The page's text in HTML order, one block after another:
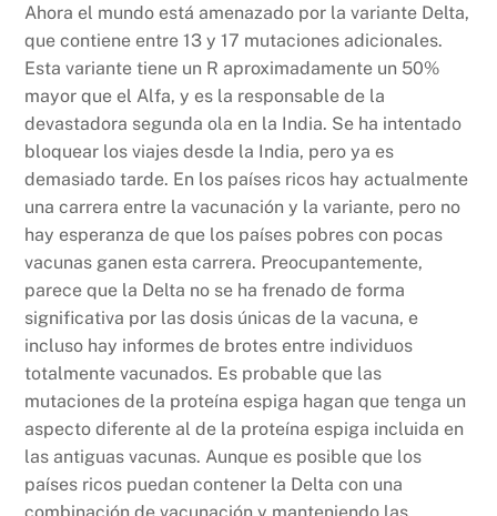
Ahora el mundo está amenazado por la variante Delta,
que contiene entre 13 y 17 mutaciones adicionales.
Esta variante tiene un R aproximadamente un 50%
mayor que el Alfa, y es la responsable de la
devastadora segunda ola en la India. Se ha intentado
bloquear los viajes desde la India, pero ya es
demasiado tarde. En los países ricos hay actualmente
una carrera entre la vacunación y la variante, pero no
hay esperanza de que los países pobres con pocas
vacunas ganen esta carrera. Preocupantemente,
parece que la Delta no se ha frenado de forma
significativa por las dosis únicas de la vacuna, e
incluso hay informes de brotes entre individuos
totalmente vacunados. Es probable que las
mutaciones de la proteína espiga hagan que tenga un
aspecto diferente al de la proteína espiga incluida en
las antiguas vacunas. Aunque es posible que los
países ricos puedan contener la Delta con una